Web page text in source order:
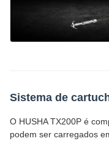
Sistema de
O HUSHA TX200P é
podem ser carregados